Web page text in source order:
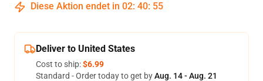
Diese Aktion endet in 02: 40: 54
Deliver to United States
Cost to ship:$6.99
Standard - Order today to get byAug. 14 - Aug. 21